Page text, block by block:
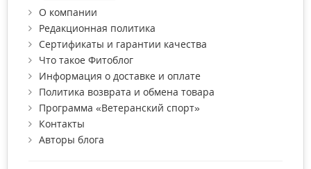
О компании
Редакционная политика
Сертификаты и гарантии качества
Что такое Фитоблог
Информация о доставке и оплате
Политика возврата и обмена товара
Программа «Ветеранский спорт»
Контакты
Авторы блога